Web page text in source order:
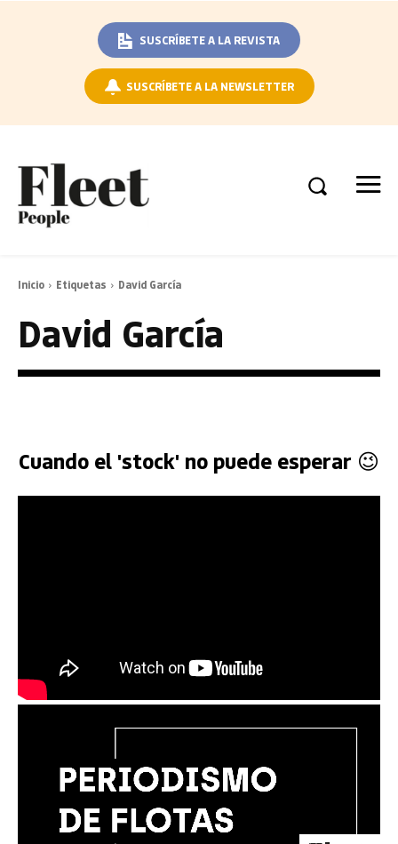
SUSCRÍBETE A LA REVISTA
SUSCRÍBETE A LA NEWSLETTER
Inicio Etiquetas David García
David García
Cuando el 'stock' no puede esperar 😉